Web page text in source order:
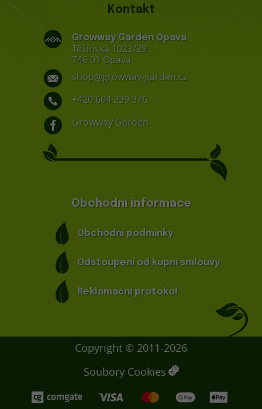
Kontakt
Growway Garden Opava
Těšínská 1023/29
746 01 Opava
shop@growway-garden.cz
+420 604 239 376
Growway Garden
Obchodní informace
Obchodní podmínky
Odstoupení od kupní smlouvy
Reklamační protokol
Copyright © 2011-2026
Soubory Cookies